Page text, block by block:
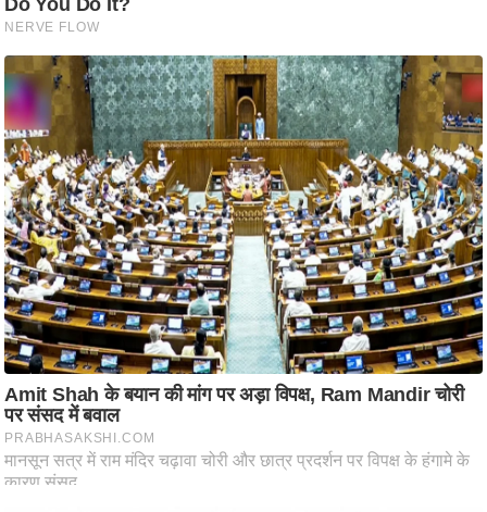
ज्यो
ति
ष
प्र
भु
म
हि
मा
/
ध
र्म
स्थ
ल
त
त्यो
हा